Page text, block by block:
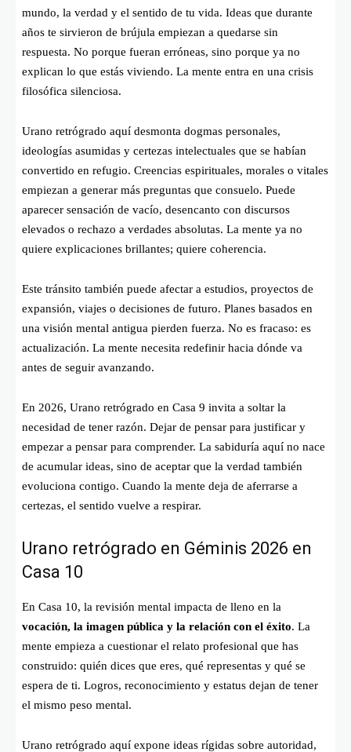
mundo, la verdad y el sentido de tu vida. Ideas que durante
años te sirvieron de brújula empiezan a quedarse sin
respuesta. No porque fueran erróneas, sino porque ya no
explican lo que estás viviendo. La mente entra en una crisis
filosófica silenciosa.
Urano retrógrado aquí desmonta dogmas personales,
ideologías asumidas y certezas intelectuales que se habían
convertido en refugio. Creencias espirituales, morales o vitales
empiezan a generar más preguntas que consuelo. Puede
aparecer sensación de vacío, desencanto con discursos
elevados o rechazo a verdades absolutas. La mente ya no
quiere explicaciones brillantes; quiere coherencia.
Este tránsito también puede afectar a estudios, proyectos de
expansión, viajes o decisiones de futuro. Planes basados en
una visión mental antigua pierden fuerza. No es fracaso: es
actualización. La mente necesita redefinir hacia dónde va
antes de seguir avanzando.
En 2026, Urano retrógrado en Casa 9 invita a soltar la
necesidad de tener razón. Dejar de pensar para justificar y
empezar a pensar para comprender. La sabiduría aquí no nace
de acumular ideas, sino de aceptar que la verdad también
evoluciona contigo. Cuando la mente deja de aferrarse a
certezas, el sentido vuelve a respirar.
Urano retrógrado en Géminis 2026 en
Casa 10
En Casa 10, la revisión mental impacta de lleno en la
vocación, la imagen pública y la relación con el éxito. La
mente empieza a cuestionar el relato profesional que has
construido: quién dices que eres, qué representas y qué se
espera de ti. Logros, reconocimiento y estatus dejan de tener
el mismo peso mental.
Urano retrógrado aquí expone ideas rígidas sobre autoridad,